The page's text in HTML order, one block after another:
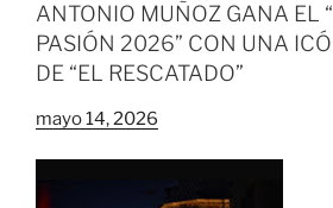
ANTONIO MUÑOZ GANA EL
PASIÓN 2026” CON UNA
DE “EL RESCATADO”
mayo 14, 2026